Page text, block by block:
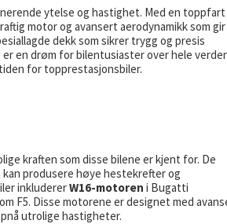
ytelse og hastighet. Med en toppfart
motor og avansert aerodynamikk som gir
dekk som sikrer trygg og presis
en drøm for bilentusiaster over hele
for topprestasjonsbiler.
kraften som disse bilene er kjent for. De
produsere høye hestekrefter og
inkludererW16-motoren i Bugatti
F5. Disse motorene er designet med
utrolige hastigheter.